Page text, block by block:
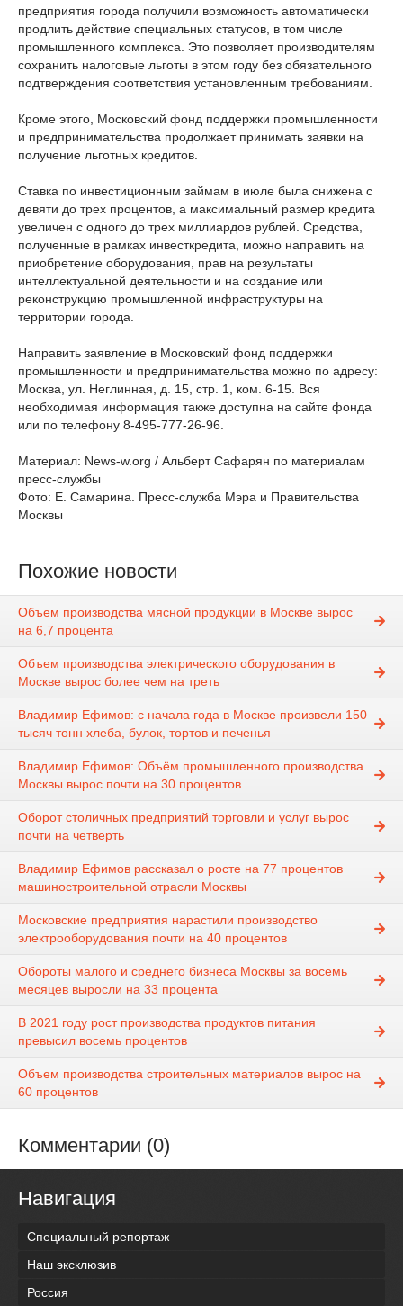
предприятия города получили возможность автоматически
продлить действие специальных статусов, в том числе
промышленного комплекса. Это позволяет производителям
сохранить налоговые льготы в этом году без обязательного
подтверждения соответствия установленным требованиям.
Кроме этого, Московский фонд поддержки промышленности
и предпринимательства продолжает принимать заявки на
получение льготных кредитов.
Ставка по инвестиционным займам в июле была снижена с
девяти до трех процентов, а максимальный размер кредита
увеличен с одного до трех миллиардов рублей. Средства,
полученные в рамках инвесткредита, можно направить на
приобретение оборудования, прав на результаты
интеллектуальной деятельности и на создание или
реконструкцию промышленной инфраструктуры на
территории города.
Направить заявление в Московский фонд поддержки
промышленности и предпринимательства можно по адресу:
Москва, ул. Неглинная, д. 15, стр. 1, ком. 6-15. Вся
необходимая информация также доступна на сайте фонда
или по телефону 8-495-777-26-96.
Материал: News-w.org / Альберт Сафарян по материалам
пресс-службы
Фото: Е. Самарина. Пресс-служба Мэра и Правительства
Москвы
Похожие новости
Объем производства мясной продукции в Москве вырос
на 6,7 процента
Объем производства электрического оборудования в
Москве вырос более чем на треть
Владимир Ефимов: с начала года в Москве произвели 150
тысяч тонн хлеба, булок, тортов и печенья
Владимир Ефимов: Объём промышленного производства
Москвы вырос почти на 30 процентов
Оборот столичных предприятий торговли и услуг вырос
почти на четверть
Владимир Ефимов рассказал о росте на 77 процентов
машиностроительной отрасли Москвы
Московские предприятия нарастили производство
электрооборудования почти на 40 процентов
Обороты малого и среднего бизнеса Москвы за восемь
месяцев выросли на 33 процента
В 2021 году рост производства продуктов питания
превысил восемь процентов
Объем производства строительных материалов вырос на
60 процентов
Комментарии (0)
Навигация
Специальный репортаж
Наш эксклюзив
Россия